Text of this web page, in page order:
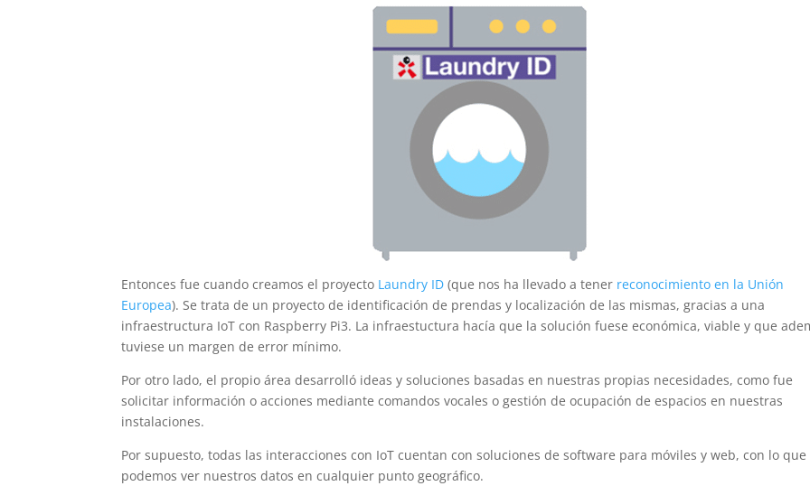
Entonces fue cuando creamos el proyecto Laundry ID (que nos ha llevado a tener reconocimiento en la Unión
Europea). Se trata de un proyecto de identificación de prendas y localización de las mismas, gracias a una
infraestructura IoT con Raspberry Pi3. La infraestuctura hacía que la solución fuese económica, viable y que
tuviese un margen de error mínimo.
Por otro lado, el propio área desarrolló ideas y soluciones basadas en nuestras propias necesidades, como fue
solicitar información o acciones mediante comandos vocales o gestión de ocupación de espacios en nuestras
instalaciones.
Por supuesto, todas las interacciones con IoT cuentan con soluciones de software para móviles y web, con lo que
podemos ver nuestros datos en cualquier punto geográfico.